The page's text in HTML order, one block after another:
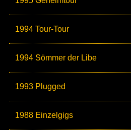
1994 Tour-Tour
1994 Sömmer der Libe
1993 Plugged
1988 Einzelgigs